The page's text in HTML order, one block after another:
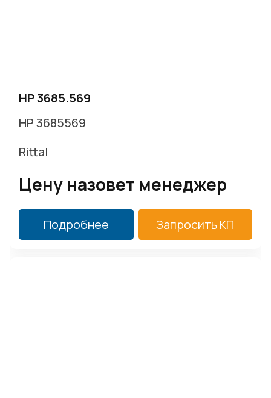
HP 3685.569
HP 3685569
Rittal
Цену назовет менеджер
Подробнее Запросить КП